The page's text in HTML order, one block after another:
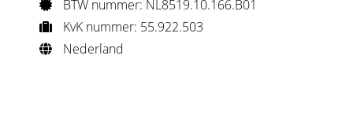
BTW nummer: NL8519.10.166.B01
KvK nummer: 55.922.503
Nederland